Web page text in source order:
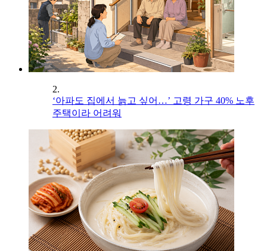
2.
‘아파도 집에서 늙고 싶어…’ 고령 가구 40% 노후
주택이라 어려워